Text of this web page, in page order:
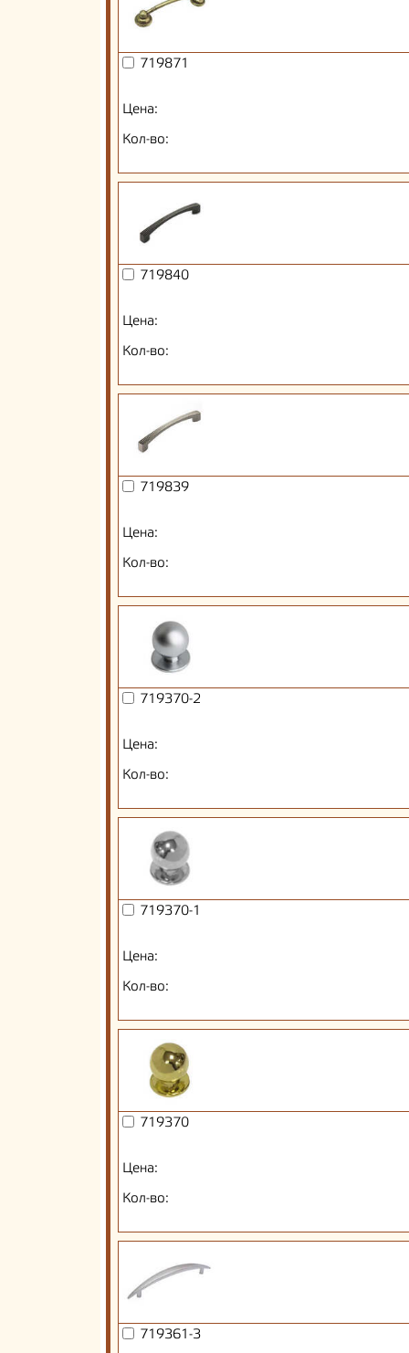
719871
Цена:
Кол-во:
719840
Цена:
Кол-во:
719839
Цена:
Кол-во:
719370-2
Цена:
Кол-во:
719370-1
Цена:
Кол-во:
719370
Цена:
Кол-во:
719361-3